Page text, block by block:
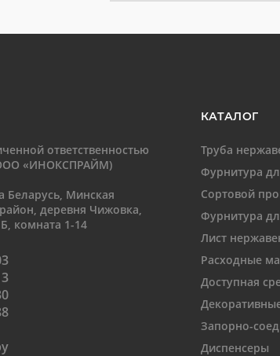
ответственностью
«ИНОКСПРАЙМ)
Беларусь, Минская
деревня Чижовка,
комната 1-14
КАТАЛОГ
Труба
Фурнитура
Сортовой
Фурнитура
Лист
Расходные
Доступная
Запорно-
Диспенсеры